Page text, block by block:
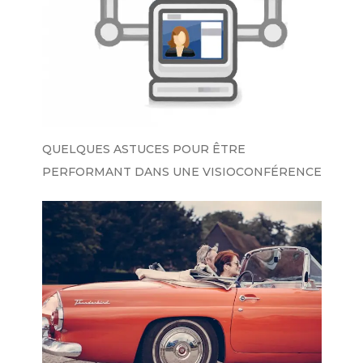
QUELQUES ASTUCES POUR ÊTRE
PERFORMANT DANS UNE VISIOCONFÉRENCE